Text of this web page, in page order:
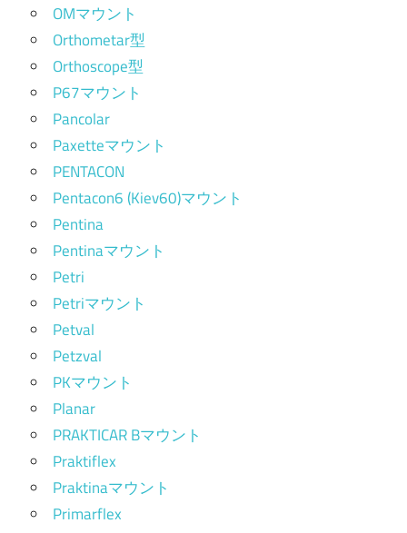
OMマウント
Orthometar型
Orthoscope型
P67マウント
Pancolar
Paxetteマウント
PENTACON
Pentacon6 (Kiev60)マウント
Pentina
Pentinaマウント
Petri
Petriマウント
Petval
Petzval
PKマウント
Planar
PRAKTICAR Bマウント
Praktiflex
Praktinaマウント
Primarflex